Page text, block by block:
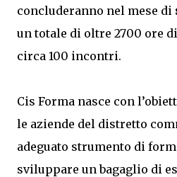
concluderanno nel mese di
un totale di oltre 2700 ore
circa 100 incontri.
Cis Forma nasce con
le aziende del distretto
adeguato strumento di
sviluppare un bagaglio di